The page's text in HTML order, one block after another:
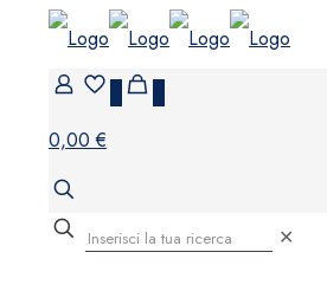
0,00 €
✕